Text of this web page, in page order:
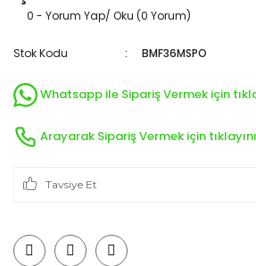
0 - Yorum Yap/ Oku (0 Yorum)
Stok Kodu BMF36MSPO
Whatsapp ile Sipariş Vermek için
Arayarak Sipariş Vermek için
Tavsiye Et